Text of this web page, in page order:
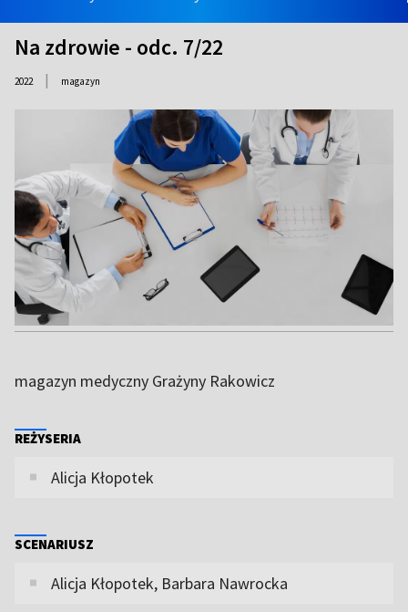
Na zdrowie - odc. 7/22
2022 | magazyn
magazyn medyczny Grażyny Rakowicz
REŻYSERIA
Alicja Kłopotek
SCENARIUSZ
Alicja Kłopotek, Barbara Nawrocka